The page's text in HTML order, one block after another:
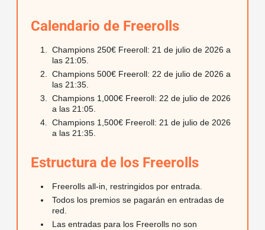
Calendario de Freerolls
Champions 250€ Freeroll: 21 de julio de 2026 a
las 21:05.
Champions 500€ Freeroll: 22 de julio de 2026 a
las 21:35.
Champions 1,000€ Freeroll: 22 de julio de 2026
a las 21:05.
Champions 1,500€ Freeroll: 21 de julio de 2026
a las 21:35.
Estructura de los Freerolls
Freerolls all-in, restringidos por entrada.
Todos los premios se pagarán en entradas de
red.
Las entradas para los Freerolls no son